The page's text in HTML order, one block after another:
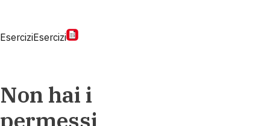
EserciziEsercizi
Non hai i
permessi